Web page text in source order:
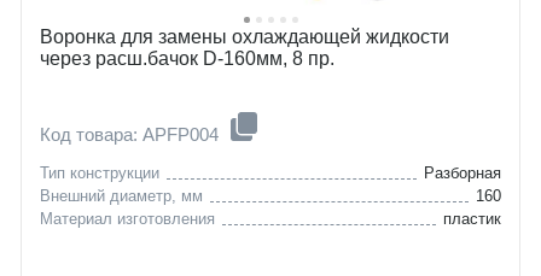
Воронка для замены охлаждающей жидкости
через расш.бачок D-160мм, 8 пр.
Код товара: APFP004
Тип конструкции
Разборная
Внешний диаметр, мм
160
Материал изготовления
пластик